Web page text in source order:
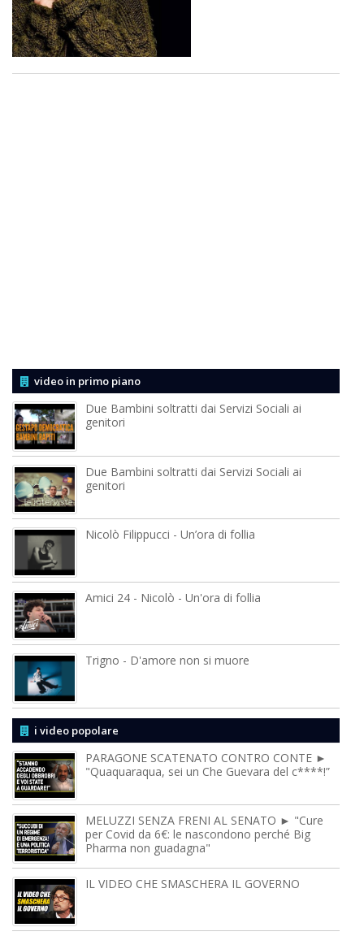
video in primo piano
Due Bambini soltratti dai Servizi Sociali ai
genitori
Due Bambini soltratti dai Servizi Sociali ai
genitori
Nicolò Filippucci - Un’ora di follia
Amici 24 - Nicolò - Un'ora di follia
Trigno - D'amore non si muore
i video popolare
PARAGONE SCATENATO CONTRO CONTE ►
"Quaquaraqua, sei un Che Guevara del c****!”
MELUZZI SENZA FRENI AL SENATO ► "Cure
per Covid da 6€: le nascondono perché Big
Pharma non guadagna"
IL VIDEO CHE SMASCHERA IL GOVERNO